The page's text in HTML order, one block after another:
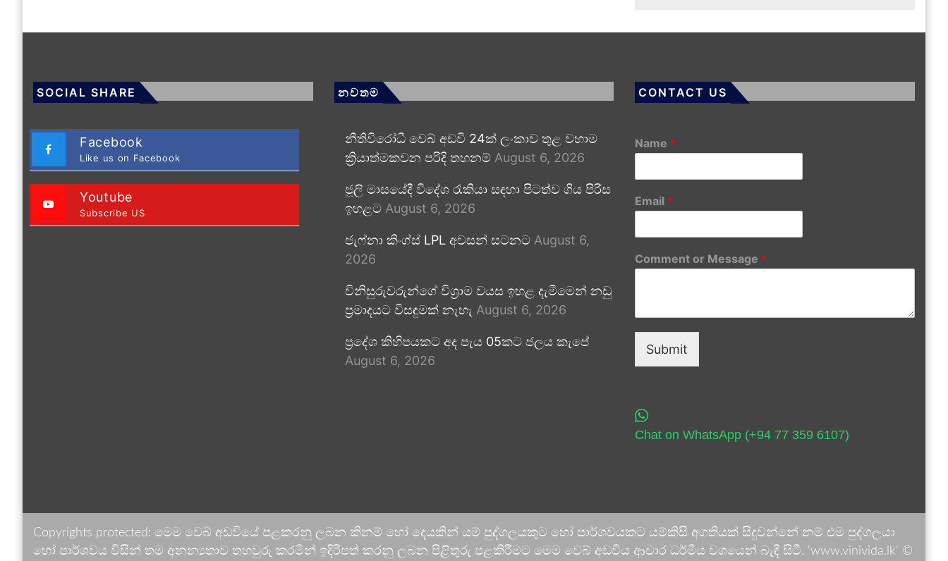
SOCIAL SHARE
Facebook
Like us on Facebook
Youtube
Subscribe US
නවතම
නීතිවිරෝධී වෙබ් අඩවි 24ක් ලංකාව තුළ වහාම
ක්‍රියාත්මකවන පරිදි තහනම් August 6, 2026
ජූලි මාසයේදී විදේශ රැකියා සඳහා පිටත්ව ගිය පිරිස
ඉහළට August 6, 2026
ජැෆ්නා කිංග්ස් LPL අවසන් සටනට August 6,
2026
විනිසුරුවරුන්ගේ විශ්‍රාම වයස ඉහළ දැමීමෙන් නඩු
ප්‍රමාදයට විසඳුමක් නැහැ August 6, 2026
ප්‍රදේශ කිහිපයකට අද පැය 05කට ජලය කැපේ
August 6, 2026
CONTACT US
Name *
Email *
Comment or Message *
Submit
Chat on WhatsApp (+94 77 359 6107)
Copyrights protected: මෙම වෙබ් අඩවියේ පළකරනු ලබන කිනම් හෝ දෙයකින් යම් පුද්ගලයකුට හෝ පාර්ශවයකට යම්කිසි අගතියක් සිදුවන්නේ නම් එම පුද්ගලයා
හෝ පාර්ශවය විසින් තම අනන්‍යතාව තහවුරු කරමින් ඉදිරිපත් කරනු ලබන පිළිතුරු පළකිරීමට මෙම වෙබ් අඩවිය ආචාර ධර්මීය වශයෙන් බැඳී සිටී. 'www.vinivida.lk' ©